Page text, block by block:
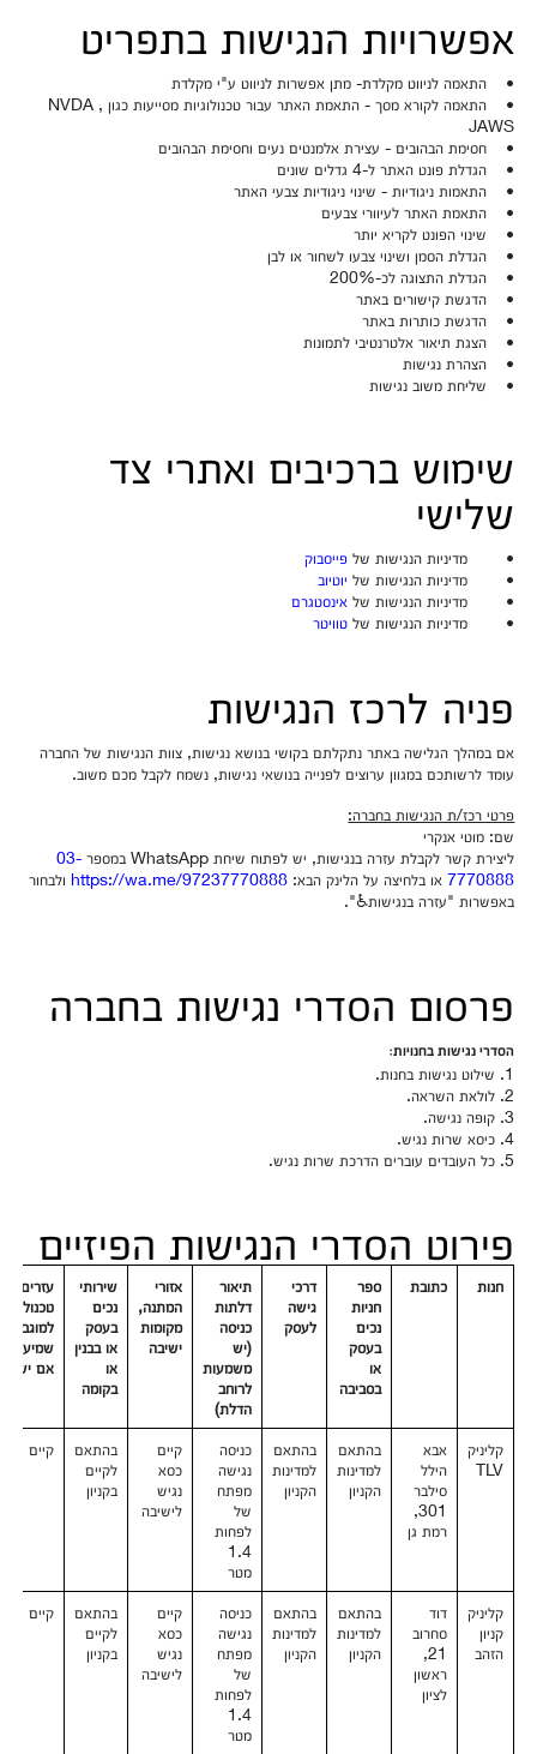
אפשרויות הנגישות בתפריט
• התאמה לניווט מקלדת- מתן אפשרות לניווט ע"י מקלדת
• התאמה לקורא מסך - התאמת האתר עבור טכנולוגיות מסייעות כגון NVDA ,
JAWS
• חסימת הבהובים - עצירת אלמנטים נעים וחסימת הבהובים
• הגדלת פונט האתר ל-4 גדלים שונים
• התאמות ניגודיות - שינוי ניגודיות צבעי האתר
• התאמת האתר לעיוורי צבעים
• שינוי הפונט לקריא יותר
• הגדלת הסמן ושינוי צבעו לשחור או לבן
• הגדלת התצוגה לכ-200%
• הדגשת קישורים באתר
• הדגשת כותרות באתר
• הצגת תיאור אלטרנטיבי לתמונות
• הצהרת נגישות
• שליחת משוב נגישות
שימוש ברכיבים ואתרי צד
שלישי
• מדיניות הנגישות של פייסבוק
• מדיניות הנגישות של יוטיוב
• מדיניות הנגישות של אינסטגרם
• מדיניות הנגישות של טוויטר
פניה לרכז הנגישות
אם במהלך הגלישה באתר נתקלתם בקושי בנושא נגישות, צוות הנגישות של החברה
עומד לרשותכם במגוון ערוצים לפנייה בנושאי נגישות, נשמח לקבל מכם משוב.
פרטי רכז/ת הנגישות בחברה:
שם: מוטי אנקרי
ליצירת קשר לקבלת עזרה בנגישות, יש לפתוח שיחת WhatsApp במספר
03-
7770888או בלחיצה על הלינק הבא: https://wa.me/97237770888ולבחור
באפשרות "עזרה בנגישות♿".
פרסום הסדרי נגישות בחברה
הסדרי נגישות בחנויות:
1. שילוט נגישות בחנות.
2. לולאת השראה.
3. קופה נגישה.
4. כיסא שרות נגיש.
5. כל העובדים עוברים הדרכת שרות נגיש.
פירוט הסדרי הנגישות הפיזיים
חנות כתובת
ספר
חניות
נכים
בעסק
או
בסביבה
דרכי
גישה
לעסק
תיאור
דלתות
כניסה
(יש
משמעות
לרוחב
הדלת)
אזורי
המתנה,
מקומות
ישיבה
שירותי
נכים
בעסק
או בבנין
או
בקומה
עזרים
שמיעה,
אם יש
קליניק
TLV
אבא
הילל
סילבר
301,
רמת גן
בהתאם
למדינות
הקניון
בהתאם
למדינות
הקניון
כניסה
נגישה
מפתח
של
לפחות
1.4
מטר
קיים
כסא
נגיש
לישיבה
בהתאם
לקיים
בקניון
קיים
קליניק
קניון
הזהב
דוד
סחרוב
21,
ראשון
לציון
בהתאם
למדינות
הקניון
בהתאם
למדינות
הקניון
כניסה
נגישה
מפתח
של
לפחות
1.4
מטר
קיים
כסא
נגיש
לישיבה
בהתאם
לקיים
בקניון
קיים